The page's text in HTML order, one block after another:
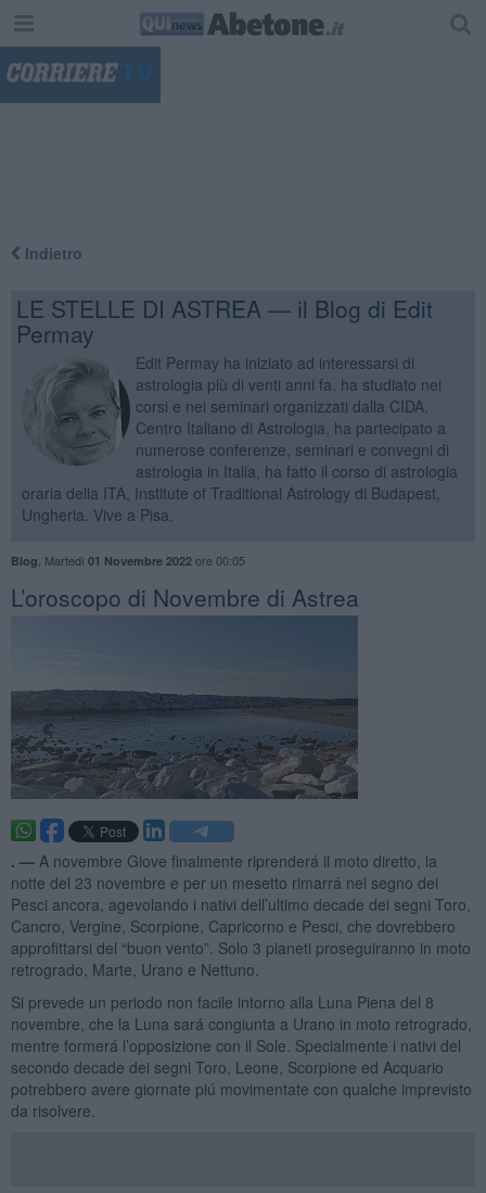
Indietro
LE STELLE DI ASTREA — il Blog di Edit
Permay
Edit Permay ha iniziato ad interessarsi di
astrologia più di venti anni fa, ha studiato nei
corsi e nei seminari organizzati dalla CIDA,
Centro Italiano di Astrologia, ha partecipato a
numerose conferenze, seminari e convegni di
astrologia in Italia, ha fatto il corso di astrologia
oraria della ITA, Institute of Traditional Astrology di Budapest,
Ungheria. Vive a Pisa.
Blog Martedì 01 Novembre 2022ore 00:05
L’oroscopo di Novembre di Astrea
. — A novembre Giove finalmente riprenderá il moto diretto, la
notte del 23 novembre e per un mesetto rimarrá nel segno dei
Pesci ancora, agevolando i nativi dell’ultimo decade dei segni Toro,
Cancro, Vergine, Scorpione, Capricorno e Pesci, che dovrebbero
approfittarsi del “buon vento”. Solo 3 pianeti proseguiranno in moto
retrogrado, Marte, Urano e Nettuno.
Si prevede un periodo non facile intorno alla Luna Piena del 8
novembre, che la Luna sará congiunta a Urano in moto retrogrado,
mentre formerá l’opposizione con il Sole. Specialmente i nativi del
secondo decade dei segni Toro, Leone, Scorpione ed Acquario
potrebbero avere giornate piú movimentate con qualche imprevisto
da risolvere.